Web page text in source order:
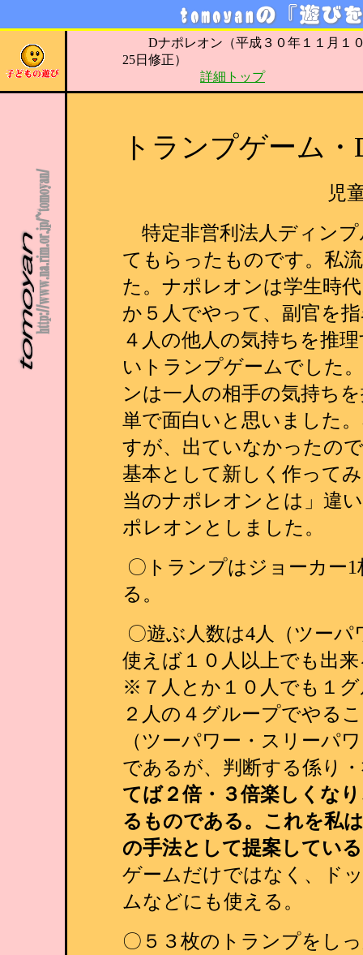
Dナポレオン（平成３０年１１月１０
25日修正）
詳細トップ
トランプゲーム
児
特定非営利法人ディン
てもらったものです。私
た。ナポレオンは学生時
か５人でやって、副官を
４人の他人の気持ちを推
いトランプゲームでした
ンは一人の相手の気持ち
単で面白いと思いました
すが、出ていなかったの
基本として新しく作って
当のナポレオンとは」違
ポレオンとしました。
〇トランプはジョーカー
る。
〇遊ぶ人数は4人（ツー
使えば１０人以上でも出
※７人とか１０人でも１
２人の４グループでやる
（ツーパワー・スリーパ
であるが、判断する係り
てば２倍・３倍楽しくな
るものである。これを私
の手法として提案してい
ゲームだけではなく、ド
ムなどにも使える。
〇５３枚のトランプをし